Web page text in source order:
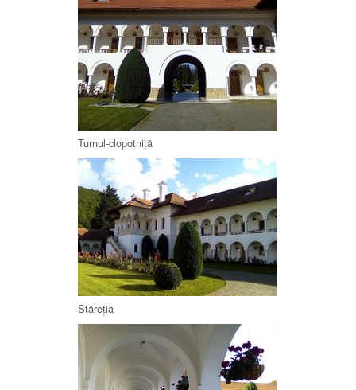
Turnul-clopotniță
Stăreția